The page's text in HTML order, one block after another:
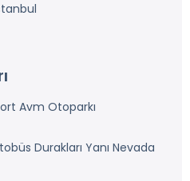
Avm Otoparkı
Durakları Yanı Nevada